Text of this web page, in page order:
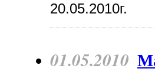
20.05.2010г.
01.05.2010